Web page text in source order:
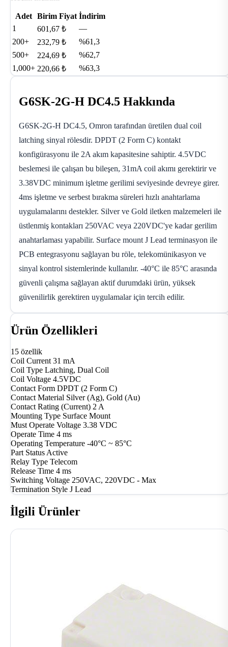
Adet Birim Fiyat İndirim
1
601,67 ₺
—
200+
232,79 ₺
%61,3
500+
224,69 ₺
%62,7
1,000+ 220,66 ₺ %63,3
G6SK-2G-H DC4.5 Hakkında
G6SK-2G-H DC4.5, Omron tarafından üretilen dual coil
latching sinyal rölesdir. DPDT (2 Form C) kontakt
konfigürasyonu ile 2A akım kapasitesine sahiptir. 4.5VDC
beslemesi ile çalışan bu bileşen, 31mA coil akımı gerektirir ve
3.38VDC minimum işletme gerilimi seviyesinde devreye girer.
4ms işletme ve serbest bırakma süreleri hızlı anahtarlama
uygulamalarını destekler. Silver ve Gold iletken malzemeleri ile
üstlenmiş kontakları 250VAC veya 220VDC'ye kadar gerilim
anahtarlaması yapabilir. Surface mount J Lead terminasyon ile
PCB entegrasyonu sağlayan bu röle, telekomünikasyon ve
sinyal kontrol sistemlerinde kullanılır. -40°C ile 85°C arasında
güvenli çalışma sağlayan aktif durumdaki ürün, yüksek
güvenilirlik gerektiren uygulamalar için tercih edilir.
Ürün Özellikleri
15 özellik
Coil Current 31 mA
Coil Type Latching, Dual Coil
Coil Voltage 4.5VDC
Contact Form DPDT (2 Form C)
Contact Material Silver (Ag), Gold (Au)
Contact Rating (Current) 2 A
Mounting Type Surface Mount
Must Operate Voltage 3.38 VDC
Operate Time 4 ms
Operating Temperature -40°C ~ 85°C
Part StatusActive
Relay Type Telecom
Release Time 4 ms
Switching Voltage 250VAC, 220VDC - Max
Termination Style J Lead
İlgili Ürünler